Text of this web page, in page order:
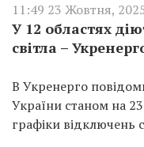
11:49 23 Жовтня,
У 12 областях
світла –
В Укренерго
України станом на
графіки відключень